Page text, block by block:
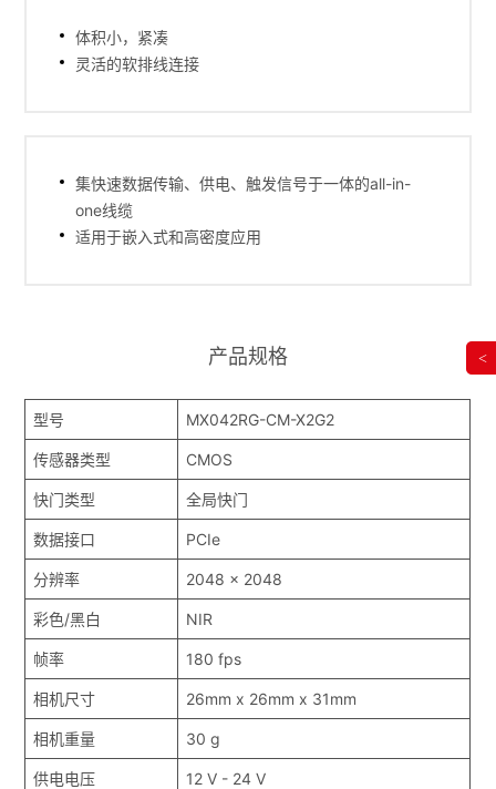
体积小，紧凑
灵活的软排线连接
集快速数据传输、供电、触发信号于一体的all-in-
one线缆
适用于嵌入式和高密度应用
产品规格
型号 MX042RG-CM-X2G2
传感器类型 CMOS
快门类型 全局快门
数据接口 PCIe
分辨率 2048 x 2048
彩色/黑白 NIR
帧率 180 fps
相机尺寸 26mm x 26mm x 31mm
相机重量 30 g
供电电压 12 V - 24 V
<